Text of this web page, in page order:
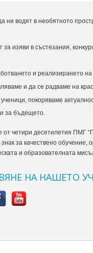
ни водят в необятното
изяви в състезания,
и реализирането на
и да се радваме на
покоряваме
за бъдещето.
четири десетилетия ПМГ
за качествено обучение,
и образователната
НА НАШЕТО